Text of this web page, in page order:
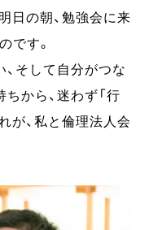
日の朝、勉強会に来
です。
そして自分がつな
から、迷わず「行
が、私と倫理法人会